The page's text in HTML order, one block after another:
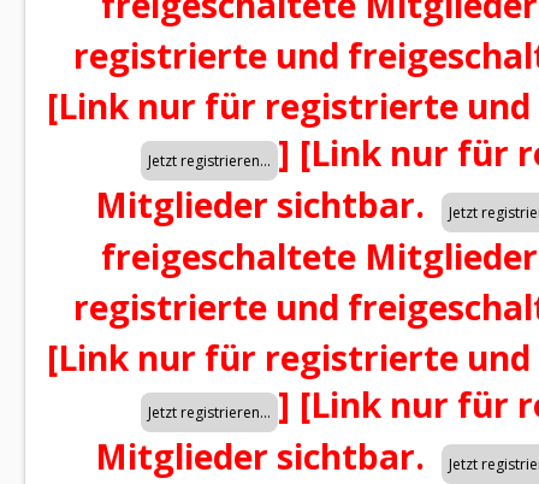
registrierte und
[Link nur für registrierte
] [Link nur für
Mitglieder sichtbar.
freigeschaltete
registrierte und
[Link nur für registrierte
] [Link nur für
Mitglieder sichtbar.